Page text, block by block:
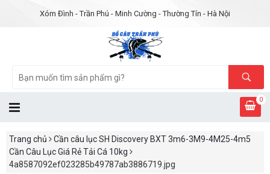
Xóm Đình - Trần Phú - Minh Cường - Thường Tín - Hà Nội
0
Trang chủ
Cần câu lục SH Discovery BXT 3m6-3M9-4M25-4m5
Cần Câu Lục Giá Rẻ Tải Cá 10kg
4a8587092ef023285b49787ab3886719.jpg